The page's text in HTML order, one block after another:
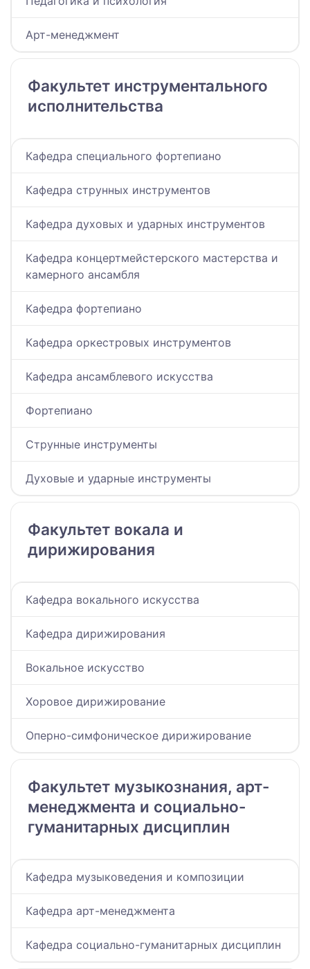
Арт-менеджмент
Факультет инструментального
исполнительства
Кафедра специального фортепиано
Кафедра струнных инструментов
Кафедра духовых и ударных инструментов
Кафедра концертмейстерского мастерства и
камерного ансамбля
Кафедра фортепиано
Кафедра оркестровых инструментов
Кафедра ансамблевого искусства
Фортепиано
Струнные инструменты
Духовые и ударные инструменты
Факультет вокала и
дирижирования
Кафедра вокального искусства
Кафедра дирижирования
Вокальное искусство
Хоровое дирижирование
Оперно-симфоническое дирижирование
Факультет музыкознания, арт-
менеджмента и социально-
гуманитарных дисциплин
Кафедра музыковедения и композиции
Кафедра арт-менеджмента
Кафедра социально-гуманитарных дисциплин